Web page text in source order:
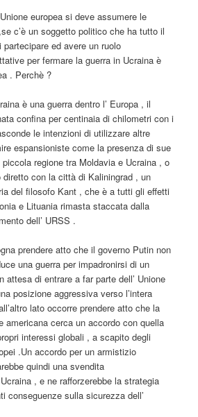
europea si deve assumere le
c’è un soggetto politico che ha tutto il
ed avere un ruolo
per fermare la guerra in Ucraina è
. Perchè ?
è una guerra dentro l’ Europa , il
confina per centinaia di chilometri con i
le intenzioni di utilizzare altre
espansioniste come la presenza di sue
regione tra Moldavia e Ucraina , o
con la città di Kaliningrad , un
del filosofo Kant , che è a tutti gli effetti
e Lituania rimasta staccata dalla
dell’ URSS .
prendere atto che il governo Putin non
una guerra per impadronirsi di un
attesa di entrare a far parte dell’ Unione
posizione aggressiva verso l’intera
lato occorre prendere atto che la
americana cerca un accordo con quella
interessi globali , a scapito degli
.Un accordo per un armistizio
quindi una svendita
Ucraina , e ne rafforzerebbe la strategia
conseguenze sulla sicurezza dell’